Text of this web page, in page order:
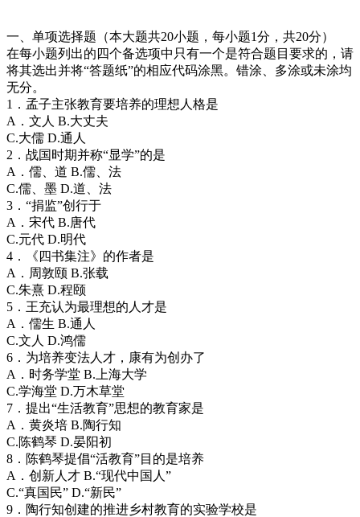
一、单项选择题（本大题共20小题，每小题1分，共20分）
在每小题列出的四个备选项中只有一个是符合题目要求的，请
将其选出并将“答题纸”的相应代码涂黑。错涂、多涂或未涂均
无分。
1．孟子主张教育要培养的理想人格是
A．文人 B.大丈夫
C.大儒 D.通人
2．战国时期并称“显学”的是
A．儒、道 B.儒、法
C.儒、墨 D.道、法
3．“捐监”创行于
A．宋代 B.唐代
C.元代 D.明代
4．《四书集注》的作者是
A．周敦颐 B.张载
C.朱熹 D.程颐
5．王充认为最理想的人才是
A．儒生 B.通人
C.文人 D.鸿儒
6．为培养变法人才，康有为创办了
A．时务学堂 B.上海大学
C.学海堂 D.万木草堂
7．提出“生活教育”思想的教育家是
A．黄炎培 B.陶行知
C.陈鹤琴 D.晏阳初
8．陈鹤琴提倡“活教育”目的是培养
A．创新人才 B.“现代中国人”
C.“真国民” D.“新民”
9．陶行知创建的推进乡村教育的实验学校是